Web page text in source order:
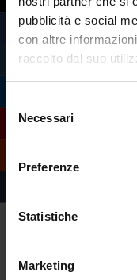
pubblicità e social
con altre
raccolto dal suo
delNecessari
Preferenze
Statistiche
Marketing